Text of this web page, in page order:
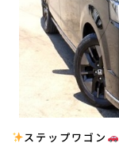
ステップワゴン